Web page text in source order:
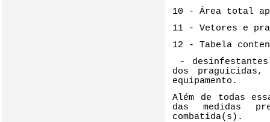
10 - Área total
11 - Vetores e
12 - Tabela
-
dos
equipamento.
Além de todas
das medidas
combatida(s).